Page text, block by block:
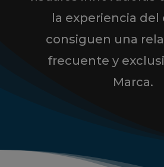
la experiencia del
consiguen una
frecuente y
Marca.